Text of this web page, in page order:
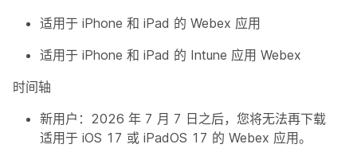
适用于 iPhone 和 iPad 的 Webex 应用
适用于 iPhone 和 iPad 的 Intune 应用 Webex
时间轴
新用户：2026 年 7 月 7 日之后，您将无法再下载
适用于 iOS 17 或 iPadOS 17 的 Webex 应用。